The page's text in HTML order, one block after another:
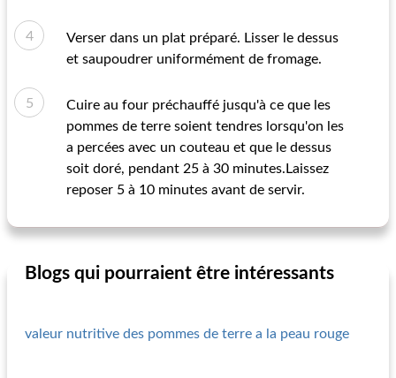
Verser dans un plat préparé. Lisser le dessus
et saupoudrer uniformément de fromage.
Cuire au four préchauffé jusqu'à ce que les
pommes de terre soient tendres lorsqu'on les
a percées avec un couteau et que le dessus
soit doré, pendant 25 à 30 minutes.Laissez
reposer 5 à 10 minutes avant de servir.
Blogs qui pourraient être intéressants
valeur nutritive des pommes de terre a la peau rouge